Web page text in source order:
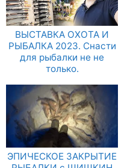
ВЫСТАВКА ОХОТА И
РЫБАЛКА 2023. Снасти
для рыбалки не не
только.
ЭПИЧЕСКОЕ ЗАКРЫТИЕ